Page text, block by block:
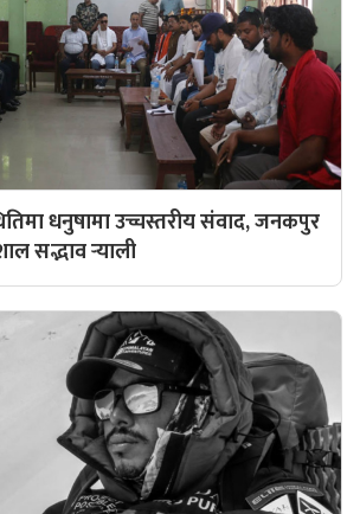
धनुषामा उच्चस्तरीय संवाद, जनकपुर
सद्भाव र्‍याली